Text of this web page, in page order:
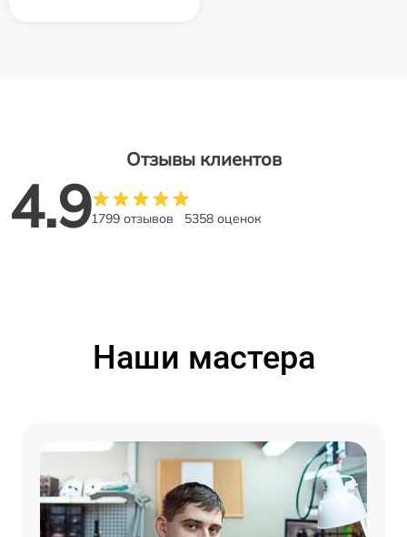
Отзывы клиентов
4.91799 отзывов 5358 оценок
Наши мастера